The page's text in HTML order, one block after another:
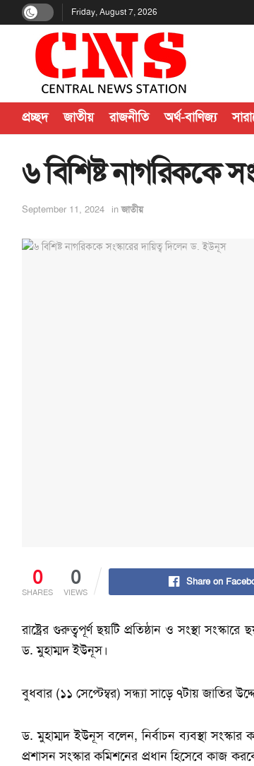
Friday, August 7, 2026
প্রচ্ছদ জাতীয় রাজনীতি অর্থ-বাণিজ্য
৬ বিশিষ্ট নাগরিককে
September 11, 2024 in জাতীয়
0
SHARES
0
VIEWS
Share on
রাষ্ট্রের গুরুত্বপূর্ণ ছয়টি প্রতিষ্ঠান ও সংস্থা
ড. মুহাম্মদ ইউনূস।
বুধবার (১১ সেপ্টেম্বর) সন্ধ্যা সাড়ে ৭টায় জাতির
ড. মুহাম্মদ ইউনূস বলেন, নির্বাচন ব্যবস্থা
প্রশাসন সংস্কার কমিশনের প্রধান হিসেবে কাজ